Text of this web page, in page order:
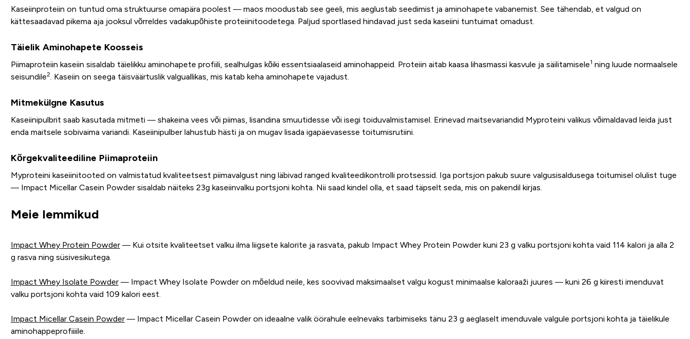
Kaseiinproteiin on tuntud oma struktuurse omapära poolest — maos moodustab see geeli, mis aeglustab seedimist ja aminohapete vabanemist. See tähendab, et valgud on
kättesaadavad pikema aja jooksul võrreldes vadakupõhiste proteiinitoodetega. Paljud sportlased hindavad just seda kaseiini tuntuimat omadust.
Täielik Aminohapete Koosseis
Piimaproteiin kaseiin sisaldab täielikku aminohapete profiili, sealhulgas kõiki essentsiaalaseid aminohappeid. Proteiin aitab kaasa lihasmassi kasvule ja säilitamisele1 ning luude normaalsele
seisundile2. Kaseiin on seega täisväärtuslik valguallikas, mis katab keha aminohapete vajadust.
Mitmekülgne Kasutus
Kaseiinipulbrit saab kasutada mitmeti — shakeina vees või piimas, lisandina smuutidesse või isegi toiduvalmistamisel. Erinevad maitsevariandid Myproteini valikus võimaldavad leida just
enda maitsele sobivaima variandi. Kaseiinipulber lahustub hästi ja on mugav lisada igapäevasesse toitumisrutiini.
Kõrgekvaliteediline Piimaproteiin
Myproteini kaseiinitooted on valmistatud kvaliteetsest piimavalgust ning läbivad ranged kvaliteedikontrolli protsessid. Iga portsjon pakub suure valgusisaldusega toitumisel olulist tuge
— Impact Micellar Casein Powder sisaldab näiteks 23g kaseiinvalku portsjoni kohta. Nii saad kindel olla, et saad täpselt seda, mis on pakendil kirjas.
Meie lemmikud
Impact Whey Protein Powder— Kui otsite kvaliteetset valku ilma liigsete kalorite ja rasvata, pakub Impact Whey Protein Powder kuni 23 g valku portsjoni kohta vaid 114 kalori ja alla 2
g rasva ning süsivesikutega.
Impact Whey Isolate Powder— Impact Whey Isolate Powder on mõeldud neile, kes soovivad maksimaalset valgu kogust minimaalse kaloraaži juures — kuni 26 g kiiresti imenduvat
valku portsjoni kohta vaid 109 kalori eest.
Impact Micellar Casein Powder— Impact Micellar Casein Powder on ideaalne valik öörahule eelnevaks tarbimiseks tänu 23 g aeglaselt imenduvale valgule portsjoni kohta ja täielikule
aminohappeprofiiiile.